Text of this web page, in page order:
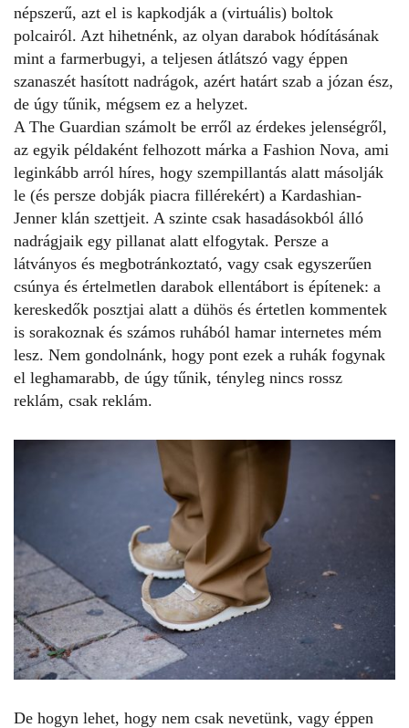
népszerű, azt el is kapkodják a (virtuális) boltok
polcairól. Azt hihetnénk, az olyan darabok hódításának
mint a farmerbugyi, a teljesen átlátszó vagy éppen
szanaszét hasított nadrágok, azért határt szab a józan ész,
de úgy tűnik, mégsem ez a helyzet.
A The Guardian számolt be erről az érdekes jelenségről,
az egyik példaként felhozott márka a Fashion Nova, ami
leginkább arról híres, hogy szempillantás alatt másolják
le (és persze dobják piacra fillérekért) a Kardashian-
Jenner klán szettjeit. A szinte csak hasadásokból álló
nadrágjaik egy pillanat alatt elfogytak. Persze a
látványos és megbotránkoztató, vagy csak egyszerűen
csúnya és értelmetlen darabok ellentábort is építenek: a
kereskedők posztjai alatt a dühös és értetlen kommentek
is sorakoznak és számos ruhából hamar internetes mém
lesz. Nem gondolnánk, hogy pont ezek a ruhák fogynak
el leghamarabb, de úgy tűnik, tényleg nincs rossz
reklám, csak reklám.
De hogyn lehet, hogy nem csak nevetünk, vagy éppen